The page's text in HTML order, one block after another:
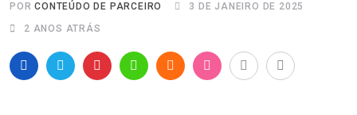
PORCONTEÚDO DE PARCEIRO
3 DE JANEIRO DE 2025
2 ANOS ATRÁS